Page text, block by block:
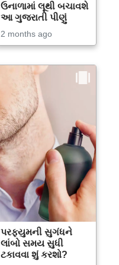
ઉનાળામાં લૂથી બચાવશે
આ ગુજરાતી પીણું
2 months ago
પરફ્યુમની સુગંધને
લાંબો સમય સુધી
ટકાવવા શું કરશો?